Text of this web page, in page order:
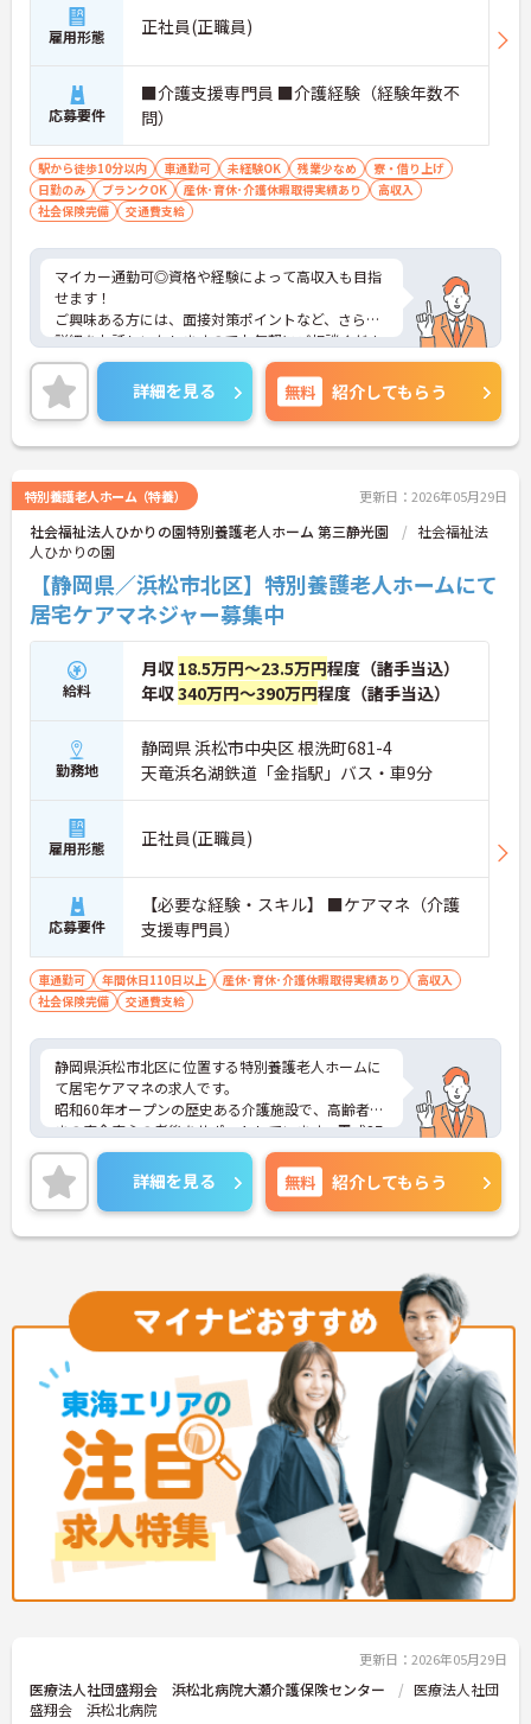
雇用形態 正社員(正職員)
応募要件
■介護支援専門員 ■介護経験（経験年数不
問）
駅から徒歩10分以内 車通勤可 未経験OK 残業少なめ
寮・借り上げ
日勤のみ
ブランクOK 産休･育休･介護休暇取得実績あり
高収入
社会保険完備
交通費支給
マイカー通勤可◎資格や経験によって高収入も目指
せます！
ご興味ある方には、面接対策ポイントなど、さらに
詳細をお話しいたしますのでお気軽にご相談くださ
い！
詳細を見る 無料 紹介してもらう
特別養護老人ホーム（特養） 更新日：2026年05月29日
社会福祉法人ひかりの園特別養護老人ホーム 第三静光園
社会福祉法
人ひかりの園
【静岡県／浜松市北区】特別養護老人ホームにて
居宅ケアマネジャー募集中
給料
月収 18.5万円～23.5万円程度（諸手当込）
年収340万円～390万円程度（諸手当込）
勤務地
静岡県 浜松市中央区 根洗町681-4
天竜浜名湖鉄道「金指駅」バス・車9分
雇用形態 正社員(正職員)
応募要件
【必要な経験・スキル】 ■ケアマネ（介護
支援専門員）
車通勤可 年間休日110日以上 産休･育休･介護休暇取得実績あり
高収入
社会保険完備
交通費支給
静岡県浜松市北区に位置する特別養護老人ホームに
て居宅ケアマネの求人です。
昭和60年オープンの歴史ある介護施設で、高齢者さ
まの安全安心の老後をサポートしています。平成27
年4月から新しい建物が増え、リニューアルオープ
ンしました。
この機会にチャレンジしてみませんか？スタッフ同
士のコミュニケーションもスムーズで人間関係も良
好な職場です。
詳細を見る 無料 紹介してもらう
更新日：2026年05月29日
医療法人社団盛翔会 浜松北病院大瀬介護保険センター
医療法人社団
盛翔会 浜松北病院